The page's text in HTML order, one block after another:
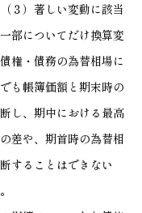
３）著しい変動に該当
部についてだけ換算変
権・債務の為替相場に
も帳簿価額と期末時の
し、期中における最高
差や、期首時の為替相
することはできない